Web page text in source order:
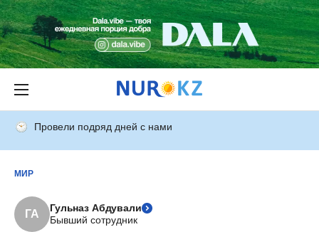
Провели подряд дней с нами
МИР
ГА
Гульназ Абдували
Бывший сотрудник